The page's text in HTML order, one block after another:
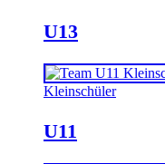
U13
Kleinschüler
U11